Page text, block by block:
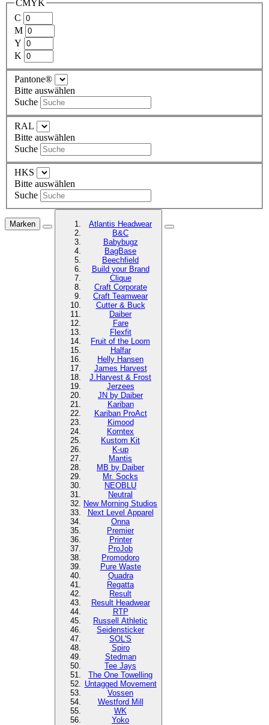
CMYK
C
M
Y
K
Pantone®
Bitte auswählen
Suche
RAL
Bitte auswählen
Suche
HKS
Bitte auswählen
Suche
Marken
Atlantis Headwear
B&C
Babybugz
BagBase
Beechfield
Build your Brand
Clique
Craft Corporate
Craft Teamwear
Cutter & Buck
Daiber
Fare
Flexfit
Fruit of the Loom
Halfar
Helly Hansen
James Harvest
J.Harvest & Frost
Jerzees
JN by Daiber
Kariban
Kariban ProAct
Kimood
Korntex
Kustom Kit
K-up
Mantis
MB by Daiber
Mr. Socks
NEOBLU
Neutral
New Morning Studios
Next Level Apparel
Onna
Premier
Printer
ProJob
Promodoro
Pure Waste
Quadra
Regatta
Result
Result Headwear
RTP
Russell Athletic
Seidensticker
SOL'S
Spiro
Stedman
Tee Jays
The One Towelling
Untagged Movement
Vossen
Westford Mill
WK
Yoko